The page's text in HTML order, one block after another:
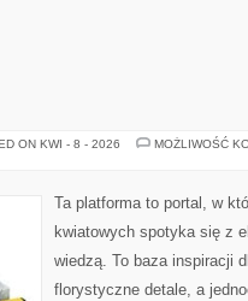
ON KWI - 8 - 2026
MOŻLIWOŚĆ
Ta platforma to portal, w
kwiatowych spotyka się z
wiedzą. To baza inspiracji
florystyczne detale, a